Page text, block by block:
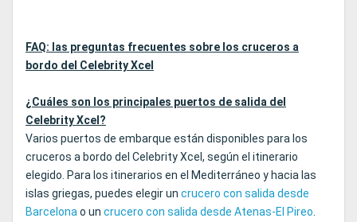
FAQ: las preguntas frecuentes sobre los cruceros a
bordo del Celebrity Xcel
¿Cuáles son los principales puertos de salida del
Celebrity Xcel?
Varios puertos de embarque están disponibles para los
cruceros a bordo del Celebrity Xcel, según el itinerario
elegido. Para los itinerarios en el Mediterráneo y hacia las
islas griegas, puedes elegir un crucero con salida desde
Barcelonao un crucero con salida desde Atenas-El Pireo.